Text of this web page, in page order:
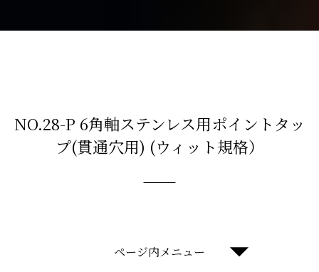
NO.28-P 6角軸ステンレス用ポイントタッ
プ(貫通穴用) (ウィット規格）
ページ内メニュー